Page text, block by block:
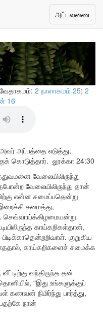
Toggle
navigation
அட்டவணை
2 நாளாகமம் 25; 2
16
அப்பத்தை எடுத்து,
கொடுத்தார். லூக்கா 24:30
வேலையிலிருந்து
வேலையிலிருந்து தான்
என்ன சமைப்பதென்று
சமைத்து,
செவ்வாய்க்கிழமையன்று
காய்கறிகள்தான்,
குறுகிய
காய்கறிகளைச் சமைக்க
வந்திருந்த தன்
“இது உங்களுக்குப்
கணவன் நிமிர்ந்து பார்த்து,
நான்